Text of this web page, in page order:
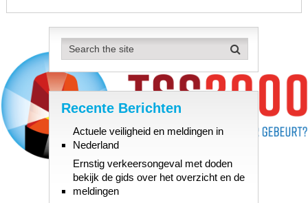
Recente Berichten
Actuele veiligheid en meldingen in
Nederland
Ernstig verkeersongeval met doden
bekijk de gids over het overzicht en de
meldingen